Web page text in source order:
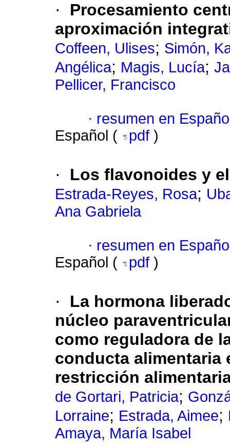
·
Procesamiento
aproximación
Coffeen, Ulises; Simón,
Angélica; Magis, Lucía;
Pellicer, Francisco
· resumen en
Español (
pdf )
· Los flavonoides y
Estrada-Reyes, Rosa;
Ana Gabriela
· resumen en
Español (
pdf )
·
La hormona
núcleo
como reguladora de
conducta alimentaria
restricción
de Gortari, Patricia;
Lorraine; Estrada, Aimee;
Amaya, María Isabel